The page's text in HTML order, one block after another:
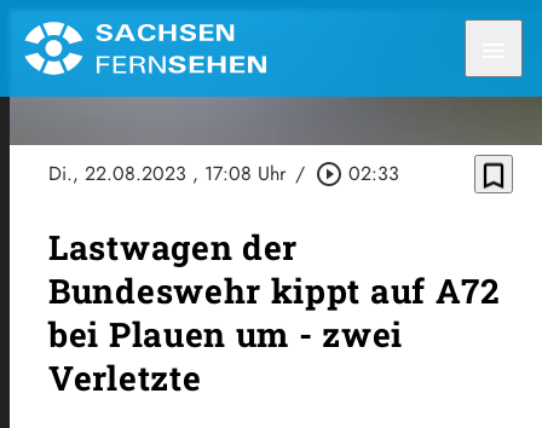
Di., 22.08.2023 , 17:08 Uhr / play_circle_outline 02:33 bookmark_border
Lastwagen der
Bundeswehr kippt auf A72
bei Plauen um - zwei
Verletzte